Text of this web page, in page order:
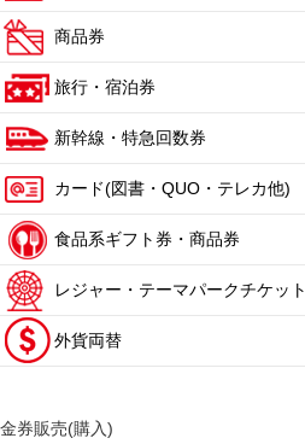
商品券
旅行・宿泊券
新幹線・特急回数券
カード(図書・QUO・テレカ他)
食品系ギフト券・商品券
レジャー・テーマパークチケット
外貨両替
金券販売(購入)